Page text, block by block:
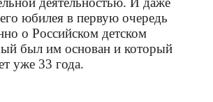
юбилея в первую очередь
о Российском детском
был им основан и который
уже 33 года.